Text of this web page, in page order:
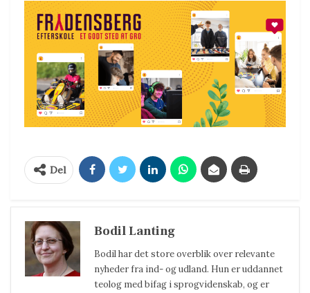
Del
Bodil Lanting
Bodil har det store overblik over relevante
nyheder fra ind- og udland. Hun er uddannet
teolog med bifag i sprogvidenskab, og er